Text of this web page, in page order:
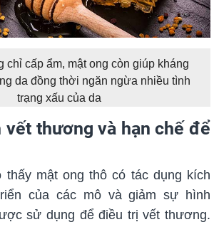
chỉ cấp ẩm, mật ong còn giúp kháng
da đồng thời ngăn ngừa nhiều tình
trạng xấu của da
vết thương và hạn chế để
thấy mật ong thô có tác dụng kích
của các mô và giảm sự hình
sử dụng để điều trị vết thương.